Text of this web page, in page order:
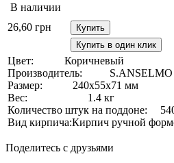
В наличии
26,60 грн
Купить
Купить в один клик
Цвет:
Коричневый
Производитель:
S.ANSELMO
Размер:
240х55х71 мм
Вес:
1.4 кг
Количество штук на поддоне:
Вид кирпича:Кирпич ручной
Поделитесь с друзьями